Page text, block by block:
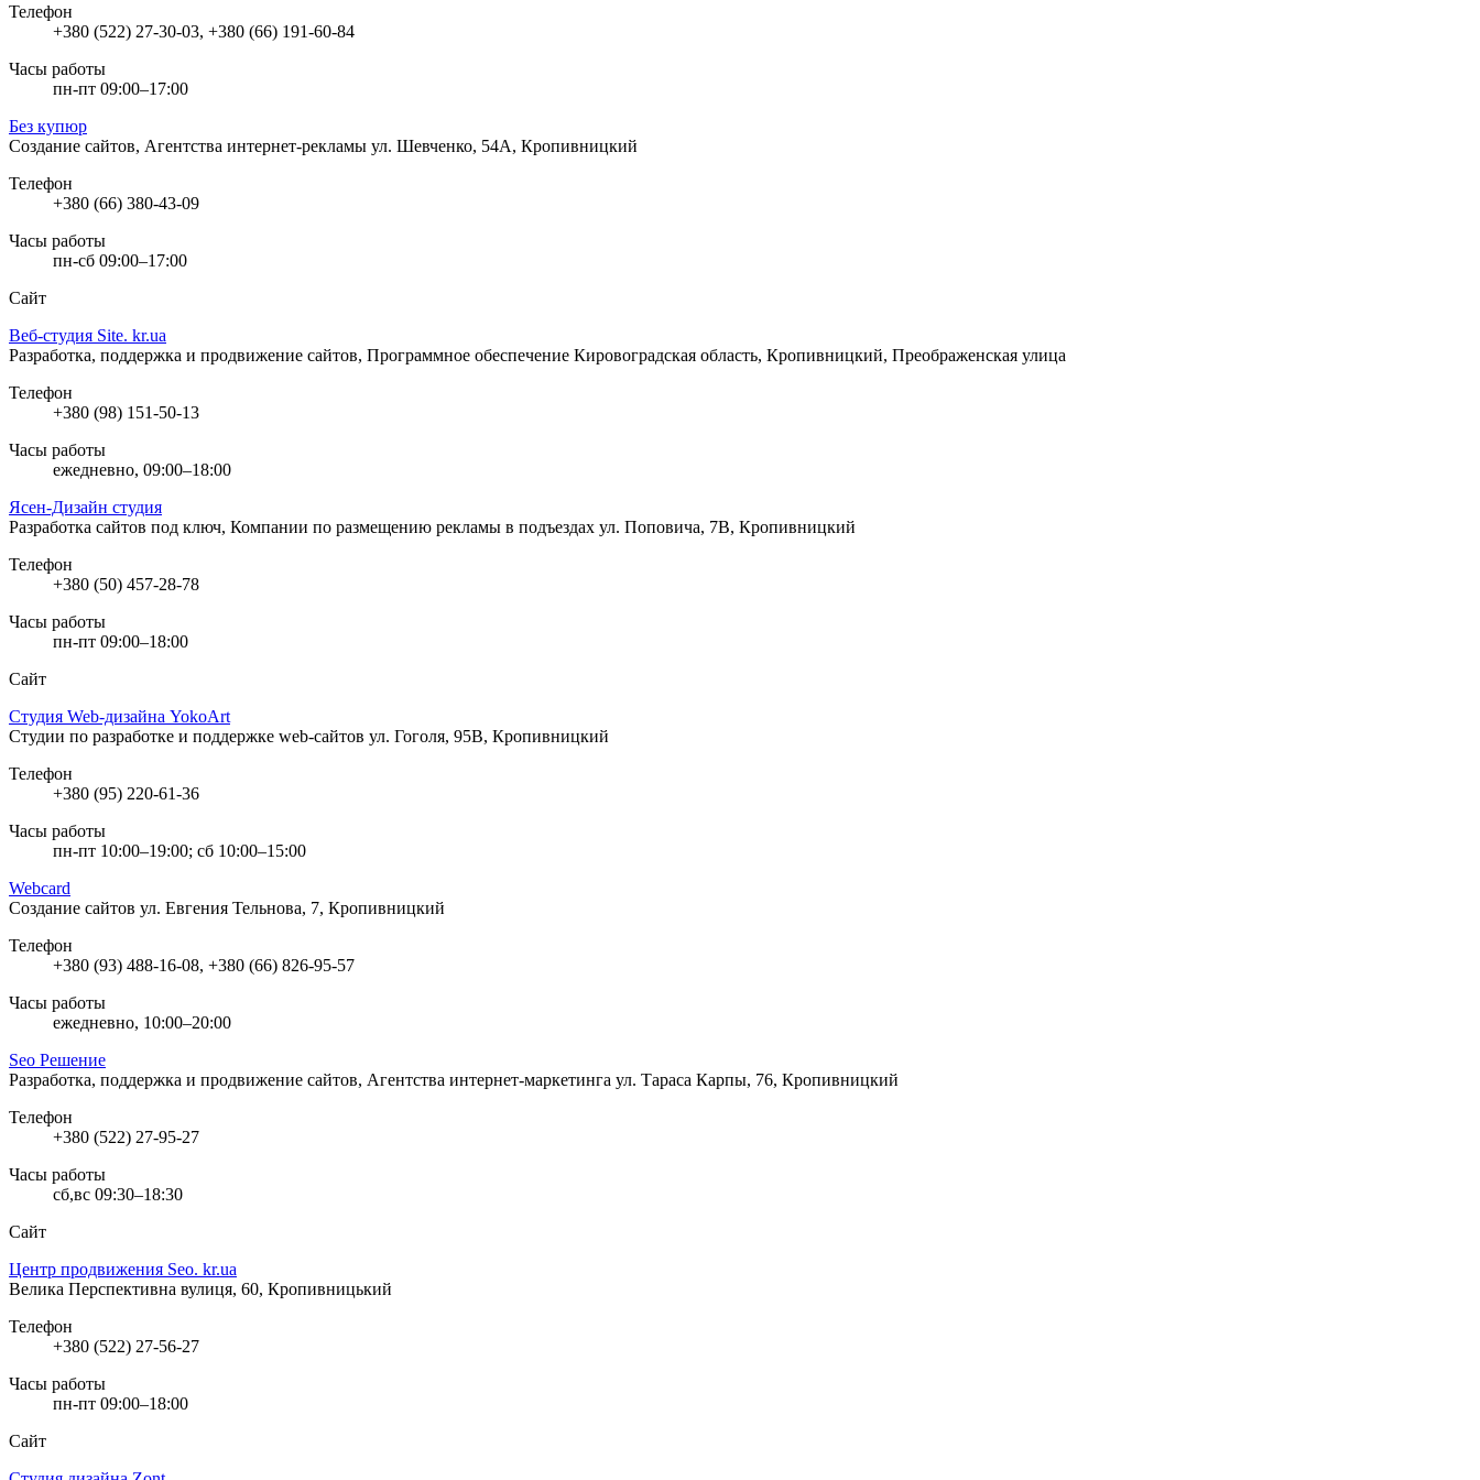
Телефон
+380 (522) 27-30-03, +380 (66) 191-60-84
Часы работы
пн-пт 09:00–17:00
Без купюр
Создание сайтов, Агентства интернет-рекламы ул. Шевченко, 54А, Кропивницкий
Телефон
+380 (66) 380-43-09
Часы работы
пн-сб 09:00–17:00
Сайт
Веб-студия Site. kr.ua
Разработка, поддержка и продвижение сайтов, Программное обеспечение Кировоградская область, Кропивницкий, Преображенская улица
Телефон
+380 (98) 151-50-13
Часы работы
ежедневно, 09:00–18:00
Ясен-Дизайн студия
Разработка сайтов под ключ, Компании по размещению рекламы в подъездах ул. Поповича, 7В, Кропивницкий
Телефон
+380 (50) 457-28-78
Часы работы
пн-пт 09:00–18:00
Сайт
Студия Web-дизайна YokoArt
Студии по разработке и поддержке web-сайтов ул. Гоголя, 95В, Кропивницкий
Телефон
+380 (95) 220-61-36
Часы работы
пн-пт 10:00–19:00; сб 10:00–15:00
Webcard
Создание сайтов ул. Евгения Тельнова, 7, Кропивницкий
Телефон
+380 (93) 488-16-08, +380 (66) 826-95-57
Часы работы
ежедневно, 10:00–20:00
Seo Решение
Разработка, поддержка и продвижение сайтов, Агентства интернет-маркетинга ул. Тараса Карпы, 76, Кропивницкий
Телефон
+380 (522) 27-95-27
Часы работы
сб,вс 09:30–18:30
Сайт
Центр продвижения Seo. kr.ua
Велика Перспективна вулиця, 60, Кропивницький
Телефон
+380 (522) 27-56-27
Часы работы
пн-пт 09:00–18:00
Сайт